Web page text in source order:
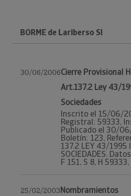
BORME de Lariberso Sl
30/06/2006Cierre Provisional
Art.137.2 Ley 43/
Sociedades
Inscrito el 15/06/
Registral: 59333,
Publicado el 30/
Boletín: 123,
137.2 LEY 43/1995
SOCIEDADES.
F 151, S 8, H
25/02/2003Nombramientos